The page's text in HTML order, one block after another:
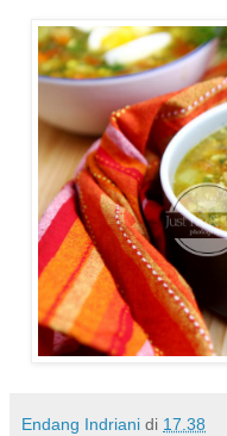
Endang Indriani di 17.38